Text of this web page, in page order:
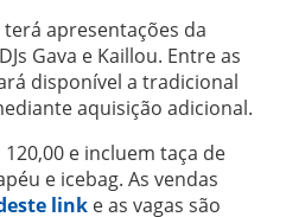
apresentações da
Gava e Kaillou. Entre as
disponível a tradicional
aquisição adicional.
e incluem taça de
e icebag. As vendas
link e as vagas são